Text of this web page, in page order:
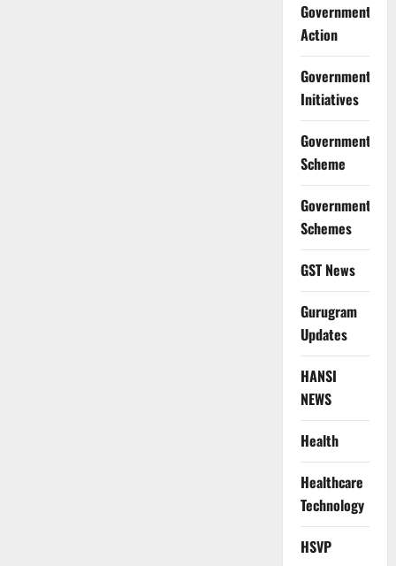
Government
Action
Government
Initiatives
Government
Scheme
Government
Schemes
GST News
Gurugram
Updates
HANSI
NEWS
Health
Healthcare
Technology
HSVP